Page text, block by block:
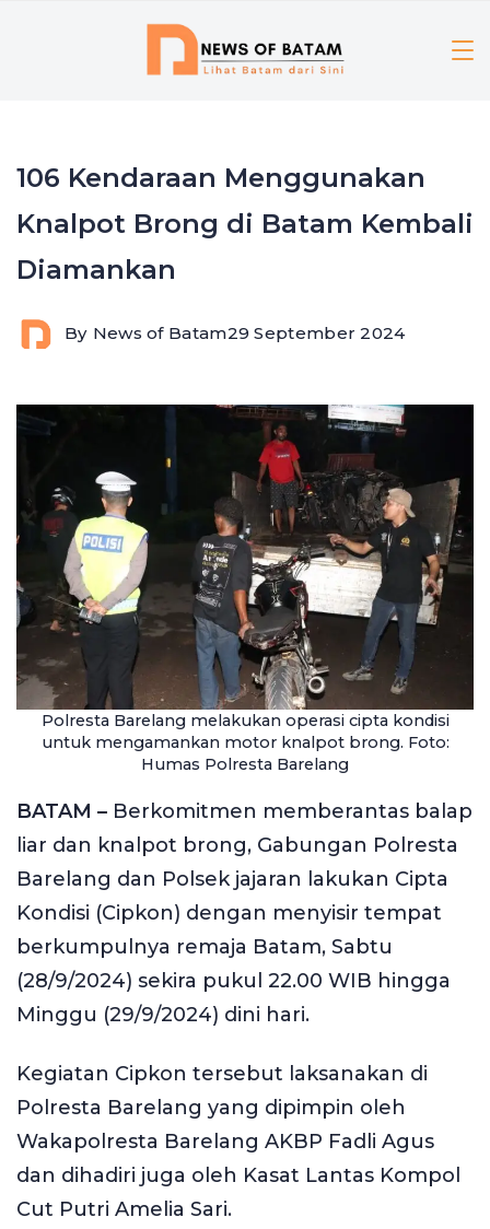
106 Kendaraan Menggunakan
Knalpot Brong di Batam Kembali
Diamankan
By News of Batam29 September 2024
Polresta Barelang melakukan operasi cipta kondisi
untuk mengamankan motor knalpot brong. Foto:
Humas Polresta Barelang
BATAM – Berkomitmen memberantas balap
liar dan knalpot brong, Gabungan Polresta
Barelang dan Polsek jajaran lakukan Cipta
Kondisi (Cipkon) dengan menyisir tempat
berkumpulnya remaja Batam, Sabtu
(28/9/2024) sekira pukul 22.00 WIB hingga
Minggu (29/9/2024) dini hari.
Kegiatan Cipkon tersebut laksanakan di
Polresta Barelang yang dipimpin oleh
Wakapolresta Barelang AKBP Fadli Agus
dan dihadiri juga oleh Kasat Lantas Kompol
Cut Putri Amelia Sari.